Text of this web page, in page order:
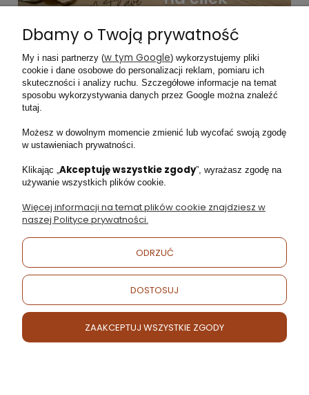
Moje konto
Informacje
Regulaminy
Dbamy o Twoją prywatność
My i nasi partnerzy (w tym Google) wykorzystujemy pliki
cookie i dane osobowe do personalizacji reklam, pomiaru ich
skuteczności i analizy ruchu. Szczegółowe informacje na temat
sposobu wykorzystywania danych przez Google można znaleźć
tutaj.
Możesz w dowolnym momencie zmienić lub wycofać swoją zgodę
w ustawieniach prywatności.
Klikając „Akceptuję wszystkie zgody”, wyrażasz zgodę na
używanie wszystkich plików cookie.
Więcej informacji na temat plików cookie znajdziesz w
naszej Polityce prywatności.
ODRZUĆ
DOSTOSUJ
ZAAKCEPTUJ WSZYSTKIE ZGODY